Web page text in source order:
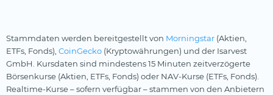
Stammdaten werden bereitgestellt von Morningstar (Aktien,
ETFs, Fonds), CoinGecko (Kryptowährungen) und der Isarvest
GmbH. Kursdaten sind mindestens 15 Minuten zeitverzögerte
Börsenkurse (Aktien, ETFs, Fonds) oder NAV-Kurse (ETFs, Fonds).
Realtime-Kurse – sofern verfügbar – stammen von den Anbietern